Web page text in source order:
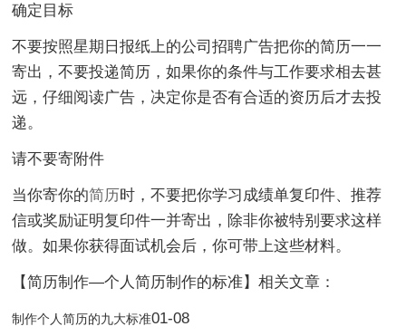
确定目标
不要按照星期日报纸上的公司招聘广告把你的简历一一
寄出，不要投递简历，如果你的条件与工作要求相去甚
远，仔细阅读广告，决定你是否有合适的资历后才去投
递。
请不要寄附件
当你寄你的简历时，不要把你学习成绩单复印件、推荐
信或奖励证明复印件一并寄出，除非你被特别要求这样
做。如果你获得面试机会后，你可带上这些材料。
【简历制作—个人简历制作的标准】相关文章：
制作个人简历的九大标准01-08